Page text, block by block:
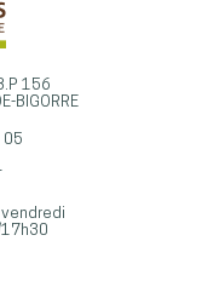
156
BIGORRE
05
vendredi